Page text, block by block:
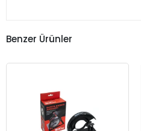
Benzer Ürünler